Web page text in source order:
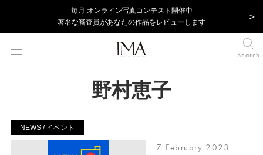
毎⽉ オンライン写真コンテスト開催中
著名な審査員があなたの作品をレビューします
Search
野村恵子
NEWS / イベント
7 February 2023